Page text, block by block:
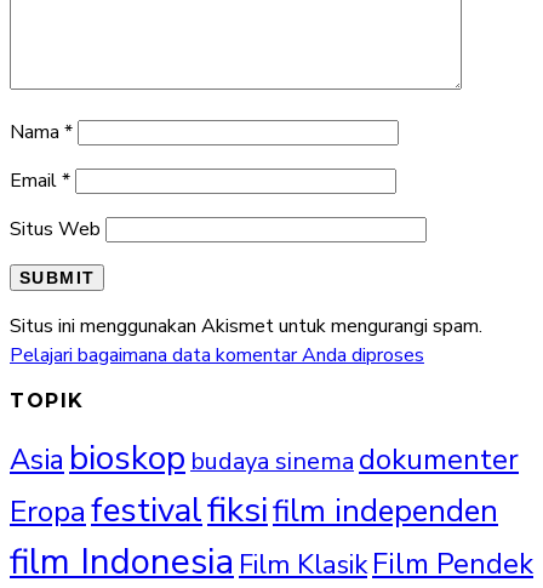
Nama *
Email*
Situs Web
Situs ini menggunakan Akismet untuk mengurangi spam.
Pelajari bagaimana data komentar Anda diproses
TOPIK
Asia bioskop budaya sinema dokumenter
Eropafestivalfiksifilm independen
film Indonesia Film Klasik Film Pendek